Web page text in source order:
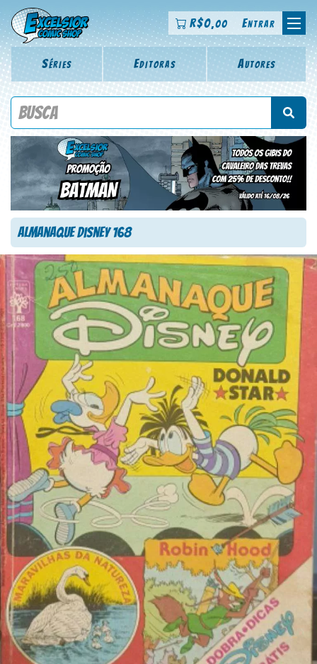
R$0,00 Entrar
Séries Editoras Autores
Procure por título da revista, personagem, série, escritor,
Almanaque Disney 168